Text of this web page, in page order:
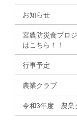
お知らせ
宮農防災食プロ
はこちら！！
行事予定
農業クラブ
令和3年度 農業